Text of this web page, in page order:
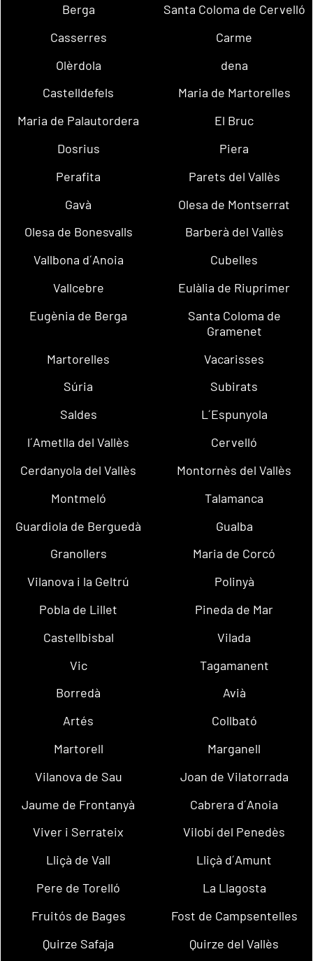
Berga
Santa Coloma de Cervelló
Casserres
Carme
Olèrdola
dena
Castelldefels
Maria de Martorelles
Maria de Palautordera
El Bruc
Dosrius
Piera
Perafita
Parets del Vallès
Gavà
Olesa de Montserrat
Olesa de Bonesvalls
Barberà del Vallès
Vallbona d´Anoia
Cubelles
Vallcebre
Eulàlia de Riuprimer
Eugènia de Berga
Santa Coloma de
Gramenet
Martorelles
Vacarisses
Súria
Subirats
Saldes
L´Espunyola
l´Ametlla del Vallès
Cervelló
Cerdanyola del Vallès
Montornès del Vallès
Montmeló
Talamanca
Guardiola de Berguedà
Gualba
Granollers
Maria de Corcó
Vilanova i la Geltrú
Polinyà
Pobla de Lillet
Pineda de Mar
Castellbisbal
Vilada
Vic
Tagamanent
Borredà
Avià
Artés
Collbató
Martorell
Marganell
Vilanova de Sau
Joan de Vilatorrada
Jaume de Frontanyà
Cabrera d´Anoia
Viver i Serrateix
Vilobí del Penedès
Lliçà de Vall
Lliçà d´Amunt
Pere de Torelló
La Llagosta
Fruitós de Bages
Fost de Campsentelles
Quirze Safaja
Quirze del Vallès